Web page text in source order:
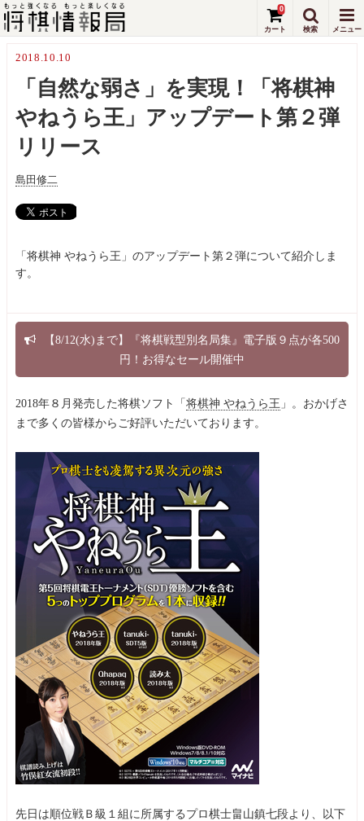
0
2018.10.10
「自然な弱さ」を実現！「将棋神
やねうら王」アップデート第２弾
リリース
島田修二
「将棋神 やねうら王」のアップデート第２弾について紹介しま
す。
【8/12(水)まで】『将棋戦型別名局集』電子版９点が各500
円！お得なセール開催中
2018年８月発売した将棋ソフト「将棋神 やねうら王 」。おかげさ
まで多くの皆様からご好評いただいております。
先日は順位戦Ｂ級１組に所属するプロ棋士畠山鎮七段より、以下